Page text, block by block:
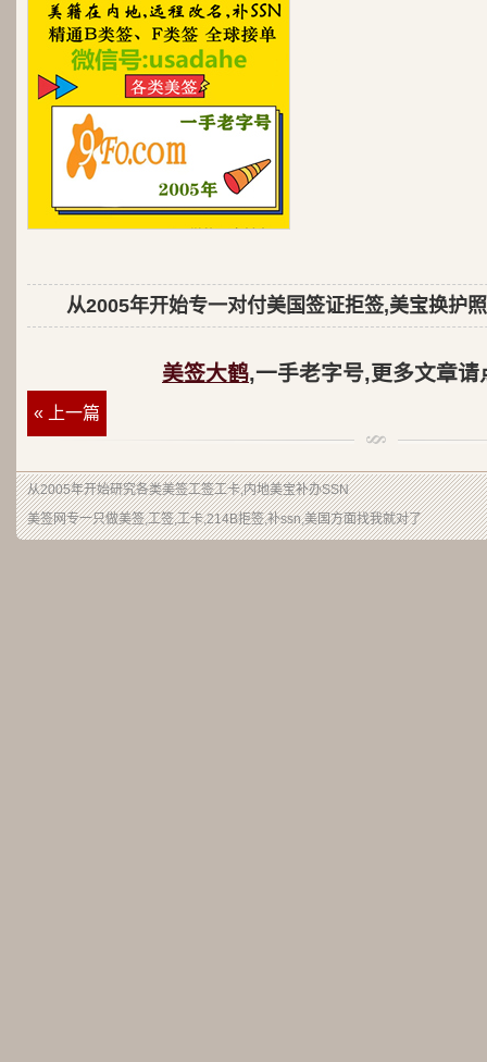
从2005年开始专一对付美国签证拒签,美宝换护
美签大鹤,一手老字号,更多文章请
« 上一篇
从2005年开始研究各类美签工签工卡,内地美宝补办SSN
美签网专一只做美签,工签,工卡,214B拒签,补ssn,美国方面找我就对了